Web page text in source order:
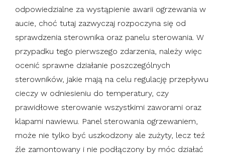
odpowiedzialne za wystąpienie awarii ogrzewania w
aucie, choć tutaj zazwyczaj rozpoczyna się od
sprawdzenia sterownika oraz panelu sterowania. W
przypadku tego pierwszego zdarzenia, należy więc
ocenić sprawne działanie poszczególnych
sterowników, jakie mają na celu regulację przepływu
cieczy w odniesieniu do temperatury, czy
prawidłowe sterowanie wszystkimi zaworami oraz
klapami nawiewu. Panel sterowania ogrzewaniem,
może nie tylko być uszkodzony ale zużyty, lecz teź
źle zamontowany i nie podłączony by móc działać